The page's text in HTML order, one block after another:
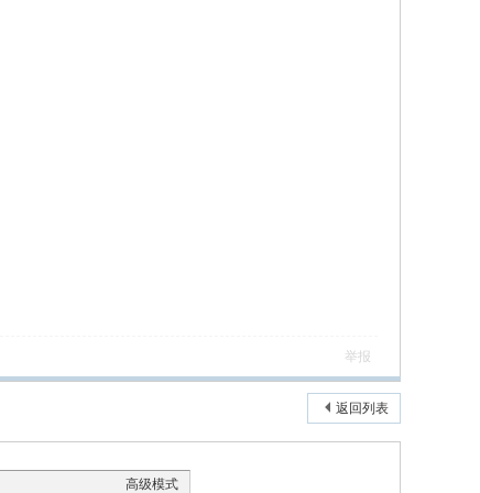
举报
返回列表
高级模式